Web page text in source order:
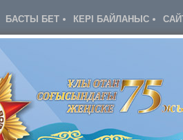
БАСТЫ БЕТ КЕРІ БАЙЛАНЫС